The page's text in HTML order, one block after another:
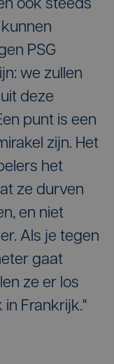
ook steeds
PSG
we zullen
deze
punt is een
zijn. Het
het
ze durven
en niet
Als je tegen
gaat
ze er los
in Frankrijk."